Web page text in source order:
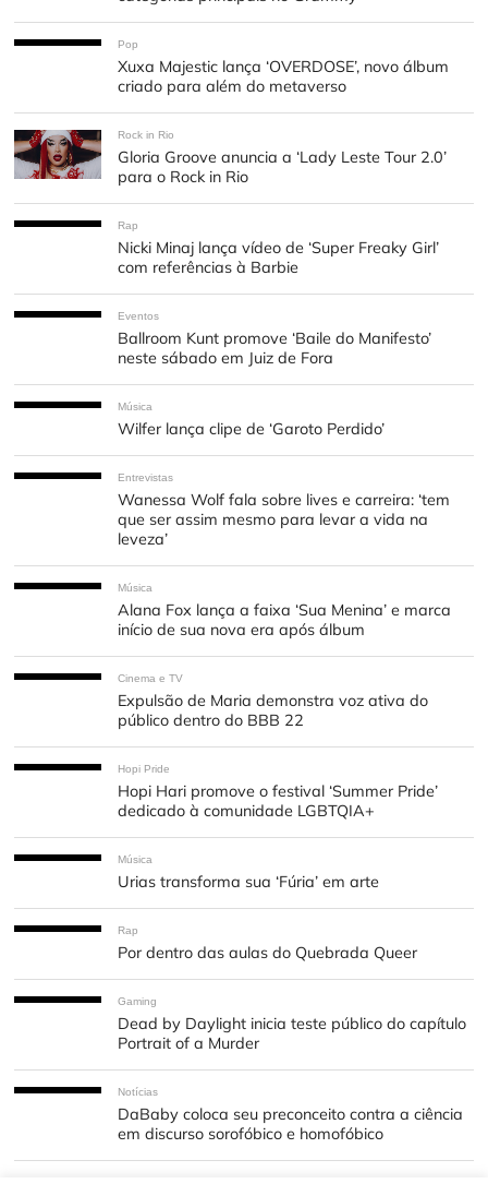
Pop
Xuxa Majestic lança ‘OVERDOSE’, novo álbum
criado para além do metaverso
Rock in Rio
Gloria Groove anuncia a ‘Lady Leste Tour 2.0’
para o Rock in Rio
Rap
Nicki Minaj lança vídeo de ‘Super Freaky Girl’
com referências à Barbie
Eventos
Ballroom Kunt promove ‘Baile do Manifesto’
neste sábado em Juiz de Fora
Música
Wilfer lança clipe de ‘Garoto Perdido’
Entrevistas
Wanessa Wolf fala sobre lives e carreira: ‘tem
que ser assim mesmo para levar a vida na
leveza’
Música
Alana Fox lança a faixa ‘Sua Menina’ e marca
início de sua nova era após álbum
Cinema e TV
Expulsão de Maria demonstra voz ativa do
público dentro do BBB 22
Hopi Pride
Hopi Hari promove o festival ‘Summer Pride’
dedicado à comunidade LGBTQIA+
Música
Urias transforma sua ‘Fúria’ em arte
Rap
Por dentro das aulas do Quebrada Queer
Gaming
Dead by Daylight inicia teste público do capítulo
Portrait of a Murder
Notícias
DaBaby coloca seu preconceito contra a ciência
em discurso sorofóbico e homofóbico